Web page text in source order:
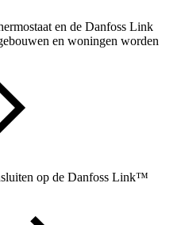
en de Danfoss Link
en woningen worden
op de Danfoss Link™